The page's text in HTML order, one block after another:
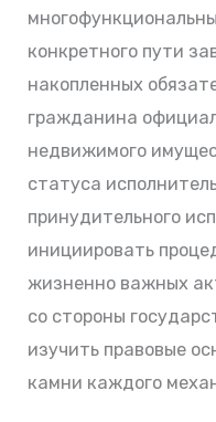
конкретного пути
накопленных
гражданина
недвижимого
статуса
принудительного
инициировать
жизненно важных
со стороны
изучить правовые
камни каждого